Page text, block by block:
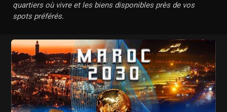
quartiers où vivre et les biens disponibles près de vos
spots préférés.